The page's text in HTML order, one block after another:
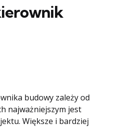
budowy zależy od
najważniejszym jest
Większe i bardziej